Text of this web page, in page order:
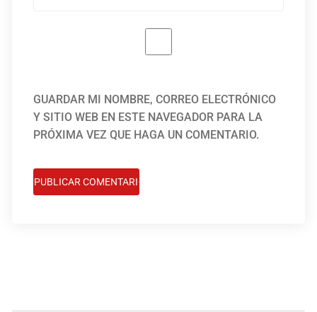
GUARDAR MI NOMBRE, CORREO ELECTRÓNICO
Y SITIO WEB EN ESTE NAVEGADOR PARA LA
PRÓXIMA VEZ QUE HAGA UN COMENTARIO.